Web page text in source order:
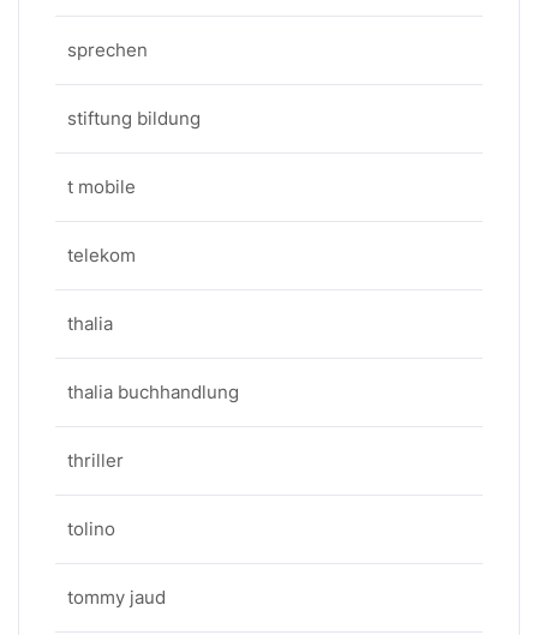
sprechen
stiftung bildung
t mobile
telekom
thalia
thalia buchhandlung
thriller
tolino
tommy jaud